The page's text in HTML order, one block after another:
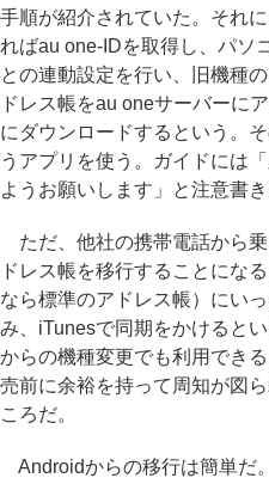
手順が紹介されていた。それに
ればau one-IDを取得し、パソ
との連動設定を行い、旧機種
ドレス帳をau oneサーバーに
にダウンロードするという。
うアプリを使う。ガイドには
ようお願いします」と注意書き
ただ、他社の携帯電話から
ドレス帳を移行することにな
なら標準のアドレス帳）にい
み、iTunesで同期をかけると
からの機種変更でも利用でき
売前に余裕を持って周知が図
ころだ。
Androidからの移行は簡単だ